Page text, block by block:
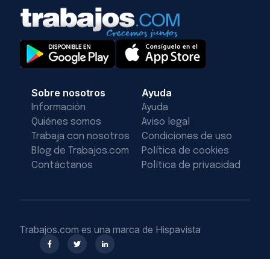
Sobre nosotros
Información
Quiénes somos
Trabaja con nosotros
Blog de Trabajos.com
Contáctanos
Ayuda
Ayuda
Aviso legal
Condiciones de uso
Política de cookies
Política de privacidad
Trabajos.com es una marca de Hispavista